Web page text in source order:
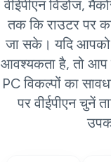
वीईपीएन विंडोज,
तक कि राउटर पर
जा सके। यदि आपको
आवश्यकता है, तो आप
PC विकल्पों का
पर वीईपीएन चुनें